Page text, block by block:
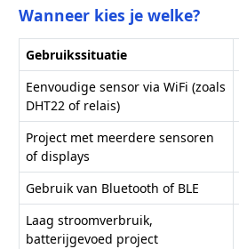
Wanneer kies je welke?
Gebruikssituatie
Eenvoudige sensor via WiFi (zoals
DHT22 of relais)
Project met meerdere sensoren
of displays
Gebruik van Bluetooth of BLE
Laag stroomverbruik,
batterijgevoed project